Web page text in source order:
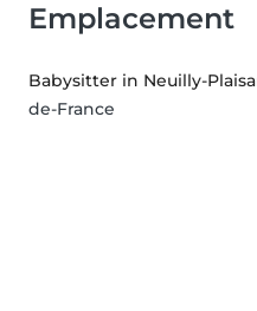
Emplacement
Babysitter in Neuilly-
de-France